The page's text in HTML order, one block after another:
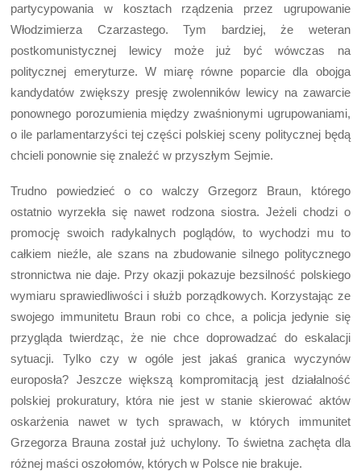
partycypowania w kosztach rządzenia przez ugrupowanie
Włodzimierza Czarzastego. Tym bardziej, że weteran
postkomunistycznej lewicy może już być wówczas na
politycznej emeryturze. W miarę równe poparcie dla obojga
kandydatów zwiększy presję zwolenników lewicy na zawarcie
ponownego porozumienia między zwaśnionymi ugrupowaniami,
o ile parlamentarzyści tej części polskiej sceny politycznej będą
chcieli ponownie się znaleźć w przyszłym Sejmie.
Trudno powiedzieć o co walczy Grzegorz Braun, którego
ostatnio wyrzekła się nawet rodzona siostra. Jeżeli chodzi o
promocję swoich radykalnych poglądów, to wychodzi mu to
całkiem nieźle, ale szans na zbudowanie silnego politycznego
stronnictwa nie daje. Przy okazji pokazuje bezsilność polskiego
wymiaru sprawiedliwości i służb porządkowych. Korzystając ze
swojego immunitetu Braun robi co chce, a policja jedynie się
przygląda twierdząc, że nie chce doprowadzać do eskalacji
sytuacji. Tylko czy w ogóle jest jakaś granica wyczynów
europosła? Jeszcze większą kompromitacją jest działalność
polskiej prokuratury, która nie jest w stanie skierować aktów
oskarżenia nawet w tych sprawach, w których immunitet
Grzegorza Brauna został już uchylony. To świetna zachęta dla
różnej maści oszołomów, których w Polsce nie brakuje.